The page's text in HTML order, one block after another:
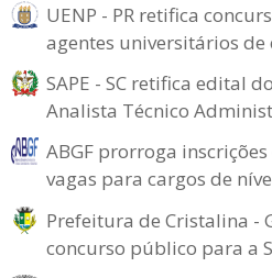
UENP - PR retifica
agentes universitários
SAPE - SC retifica edital
Analista Técnico
ABGF prorroga
vagas para cargos de
Prefeitura de Cristalina -
concurso público para a